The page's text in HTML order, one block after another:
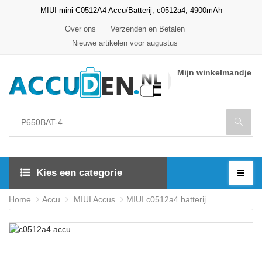
MIUI mini C0512A4 Accu/Batterij, c0512a4, 4900mAh
Over ons
Verzenden en Betalen
Nieuwe artikelen voor augustus
Mijn winkelmandje
Kies een categorie
Home Accu MIUI Accus MIUI c0512a4 batterij